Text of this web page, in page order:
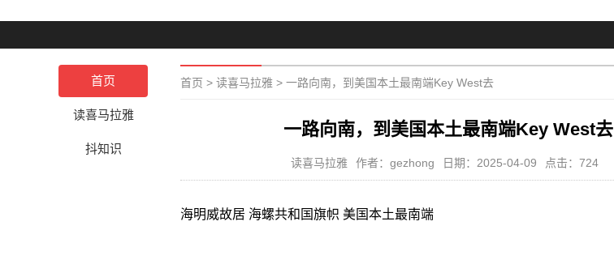
首页
读喜马拉雅
抖知识
首页 > 读喜马拉雅 > 一路向南，到美国本土最南端Key West去
一路向南，到美国本土最南端Key West去
读喜马拉雅 作者：gezhong 日期：2025-04-09 点击：724
海明威故居 海螺共和国旗帜 美国本土最南端